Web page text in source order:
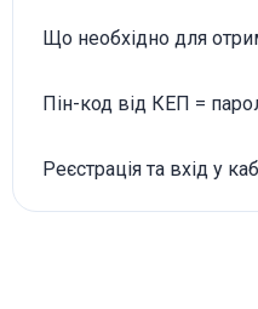
Що необхідно для
Пін-код від КЕП =
Реєстрація та вхід у